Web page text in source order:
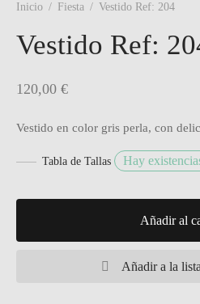
Inicio / Fiesta / Vestido Ref: 204
Vestido Ref:
120,00 €
Vestido en color gris perla, con
Tabla de Tallas Hay
Añadir al
Añadir a la